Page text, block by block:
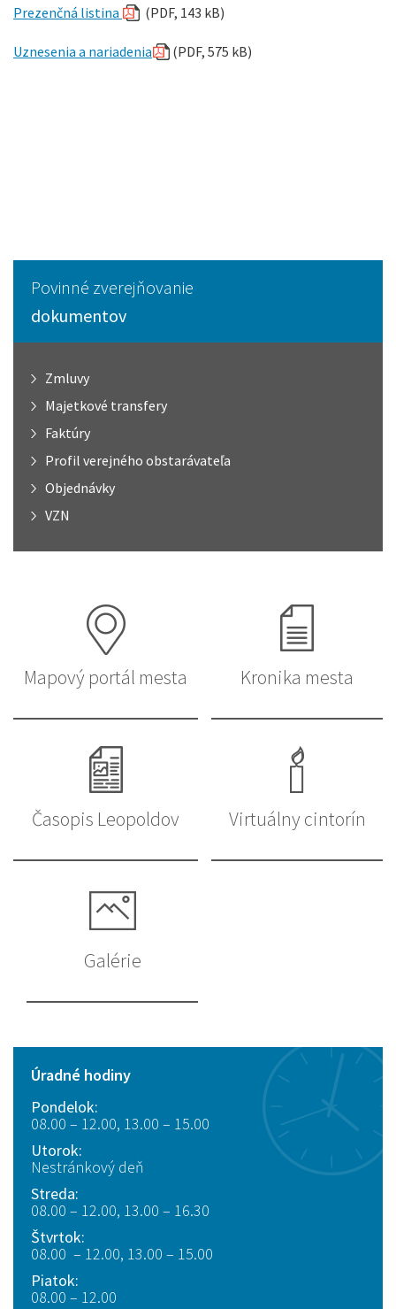
Prezenčná listina (PDF, 143 kB)
Uznesenia a nariadenia (PDF, 575 kB)
Povinné zverejňovanie
dokumentov
Zmluvy
Majetkové transfery
Faktúry
Profil verejného obstarávateľa
Objednávky
VZN
Mapový portál mesta Kronika mesta
Časopis Leopoldov Virtuálny cintorín
Galérie
Úradné hodiny
Pondelok:
08.00 – 12.00, 13.00 – 15.00
Utorok:
Nestránkový deň
Streda:
08.00 – 12.00, 13.00 – 16.30
Štvrtok:
08.00 – 12.00, 13.00 – 15.00
Piatok:
08.00 – 12.00